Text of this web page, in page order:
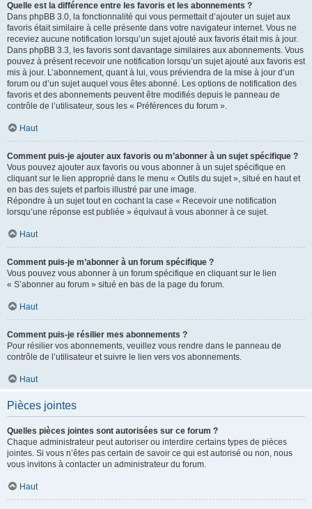
Quelle est la différence entre les favoris et les abonnements ?
Dans phpBB 3.0, la fonctionnalité qui vous permettait d’ajouter un sujet aux
favoris était similaire à celle présente dans votre navigateur internet. Vous ne
receviez aucune notification lorsqu’un sujet ajouté aux favoris était mis à jour.
Dans phpBB 3.3, les favoris sont davantage similaires aux abonnements. Vous
pouvez à présent recevoir une notification lorsqu’un sujet ajouté aux favoris est
mis à jour. L’abonnement, quant à lui, vous préviendra de la mise à jour d’un
forum ou d’un sujet auquel vous êtes abonné. Les options de notification des
favoris et des abonnements peuvent être modifiés depuis le panneau de
contrôle de l’utilisateur, sous les « Préférences du forum ».
Haut
Comment puis-je ajouter aux favoris ou m’abonner à un sujet spécifique ?
Vous pouvez ajouter aux favoris ou vous abonner à un sujet spécifique en
cliquant sur le lien approprié dans le menu « Outils du sujet », situé en haut et
en bas des sujets et parfois illustré par une image.
Répondre à un sujet tout en cochant la case « Recevoir une notification
lorsqu’une réponse est publiée » équivaut à vous abonner à ce sujet.
Haut
Comment puis-je m’abonner à un forum spécifique ?
Vous pouvez vous abonner à un forum spécifique en cliquant sur le lien
« S’abonner au forum » situé en bas de la page du forum.
Haut
Comment puis-je résilier mes abonnements ?
Pour résilier vos abonnements, veuillez vous rendre dans le panneau de
contrôle de l’utilisateur et suivre le lien vers vos abonnements.
Haut
Pièces jointes
Quelles pièces jointes sont autorisées sur ce forum ?
Chaque administrateur peut autoriser ou interdire certains types de pièces
jointes. Si vous n’êtes pas certain de savoir ce qui est autorisé ou non, nous
vous invitons à contacter un administrateur du forum.
Haut